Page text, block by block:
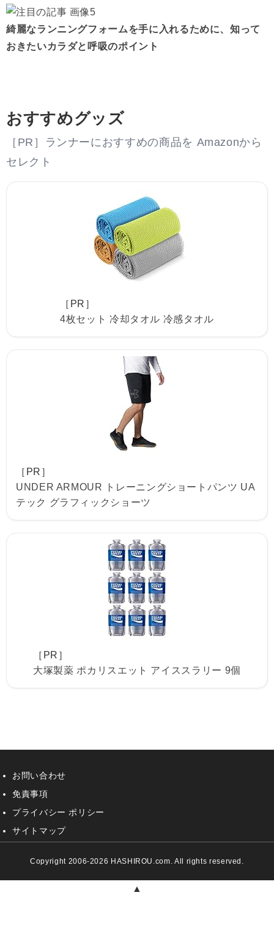
綺麗なランニングフォームを手に入れるために、知って
おきたいカラダと呼吸のポイント
おすすめグッズ
［PR］ランナーにおすすめの商品を Amazonから
セレクト
［PR］
4枚セット 冷却タオル 冷感タオル
［PR］
UNDER ARMOUR トレーニングショートパンツ UA
テック グラフィックショーツ
［PR］
大塚製薬 ポカリスエット アイススラリー 9個
お問い合わせ
免責事項
プライバシー ポリシー
サイトマップ
Copyright 2006-2026 HASHIROU.com. All rights reserved.
▲